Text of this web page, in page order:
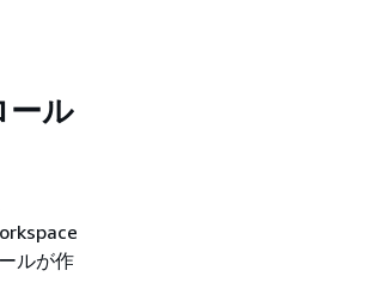
ール
ルが作